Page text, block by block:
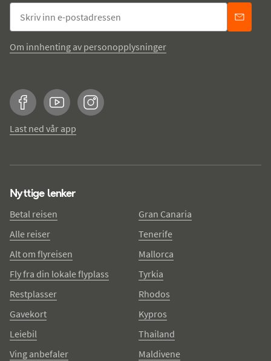
Om innhenting av personopplysninger
FacebookYouTubeInstagram
Last ned vår app
Nyttige lenker
Betal reisen
Alle reiser
Alt om flyreisen
Fly fra din lokale flyplass
Restplasser
Gavekort
Leiebil
Ving anbefaler
Gran Canaria
Tenerife
Mallorca
Tyrkia
Rhodos
Kypros
Thailand
Maldivene